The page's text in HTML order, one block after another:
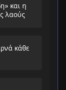
και η
λαούς
κάθε